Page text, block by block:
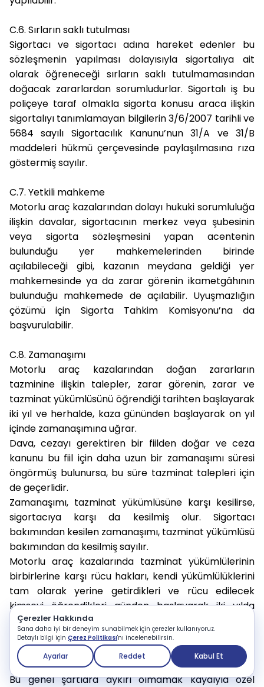
Çerezler Hakkında
Sana daha iyi bir deneyim sunabilmek için çerezler kullanıyoruz.
Detaylı bilgi için Çerez Politikası'nı incelenebilirsin.
Ayarlar Reddet Kabul Et
C.6. Sırların saklı tutulması
Sigortacı ve sigortacı adına hareket edenler bu
sözleşmenin yapılması dolayısıyla sigortalıya ait
olarak öğreneceği sırların saklı tutulmamasından
doğacak zararlardan sorumludurlar. Sigortalı iş bu
poliçeye taraf olmakla sigorta konusu araca ilişkin
sigortalıyı tanımlamayan bilgilerin 3/6/2007 tarihli ve
5684 sayılı Sigortacılık Kanunu’nun 31/A ve 31/B
maddeleri hükmü çerçevesinde paylaşılmasına rıza
göstermiş sayılır.
C.7. Yetkili mahkeme
Motorlu araç kazalarından dolayı hukuki sorumluluğa
ilişkin davalar, sigortacının merkez veya şubesinin
veya sigorta sözleşmesini yapan acentenin
bulunduğu yer mahkemelerinden birinde
açılabileceği gibi, kazanın meydana geldiği yer
mahkemesinde ya da zarar görenin ikametgâhının
bulunduğu mahkemede de açılabilir. Uyuşmazlığın
çözümü için Sigorta Tahkim Komisyonu’na da
başvurulabilir.
C.8. Zamanaşımı
Motorlu araç kazalarından doğan zararların
tazminine ilişkin talepler, zarar görenin, zarar ve
tazminat yükümlüsünü öğrendiği tarihten başlayarak
iki yıl ve herhalde, kaza gününden başlayarak on yıl
içinde zamanaşımına uğrar.
Dava, cezayı gerektiren bir fiilden doğar ve ceza
kanunu bu fiil için daha uzun bir zamanaşımı süresi
öngörmüş bulunursa, bu süre tazminat talepleri için
de geçerlidir.
Zamanaşımı, tazminat yükümlüsüne karşı kesilirse,
sigortacıya karşı da kesilmiş olur. Sigortacı
bakımından kesilen zamanaşımı, tazminat yükümlüsü
bakımından da kesilmiş sayılır.
Motorlu araç kazalarında tazminat yükümlülerinin
birbirlerine karşı rücu hakları, kendi yükümlülüklerini
tam olarak yerine getirdikleri ve rücu edilecek
kimseyi öğrendikleri günden başlayarak iki yılda
zamanaşımına uğrar.
Diğer hususlarda genel hükümler uygulanır.
C.9. Özel şartlar
Bu genel şartlara aykırı olmamak kaydıyla özel